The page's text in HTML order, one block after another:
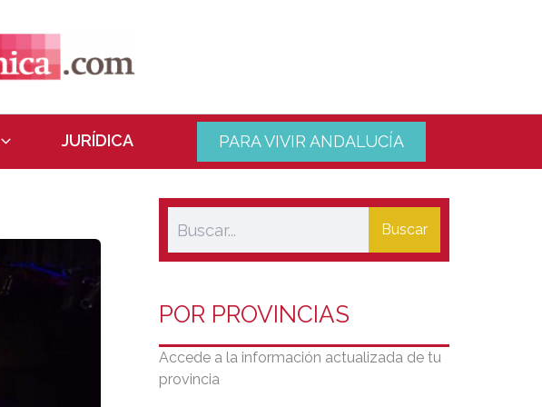
JURÍDICA PARA VIVIR ANDALUCÍA
Buscar
POR PROVINCIAS
Accede a la información actualizada de tu
provincia